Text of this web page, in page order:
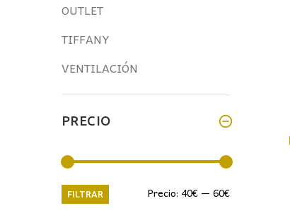
OUTLET
TIFFANY
VENTILACIÓN
PRECIO
Precio
Precio
FILTRAR Precio: 40€ — 60€